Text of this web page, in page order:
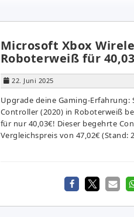
Microsoft Xbox
Roboterweiß für
22. Juni 2025
Upgrade deine Gaming-
Controller (2020) in Roboterweiß
für nur 40,03€! Dieser begehrte
Vergleichspreis von 47,02€ (Stand: